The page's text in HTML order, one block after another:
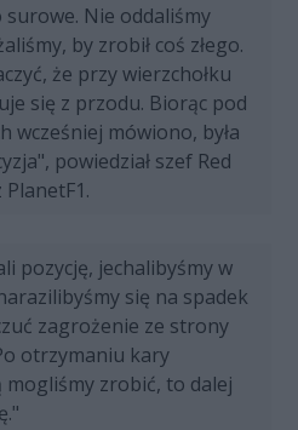
surowe. Nie oddaliśmy
by zrobił coś złego.
że przy wierzchołku
się z przodu. Biorąc pod
wcześniej mówiono, była
powiedział szef Red
pozycję, jechalibyśmy w
się na spadek
zagrożenie ze strony
otrzymaniu kary
mogliśmy zrobić, to dalej